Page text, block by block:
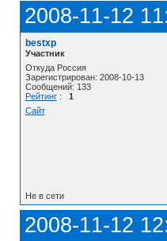
2008-11-12
bestxp
Участник
Откуда Россия
Зарегистрирован: 2008-10-13
Сообщений: 133
Рейтинг: 1
Сайт
Не в сети
2008-11-12